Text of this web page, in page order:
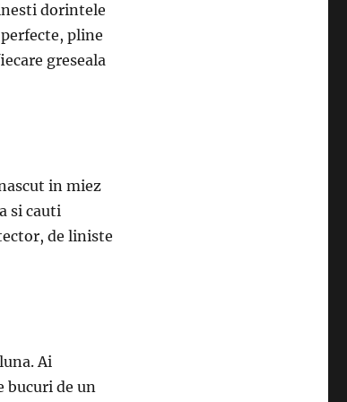
dorintele
pline
greseala
in miez
si cauti
de liniste
Ai
bucuri de un